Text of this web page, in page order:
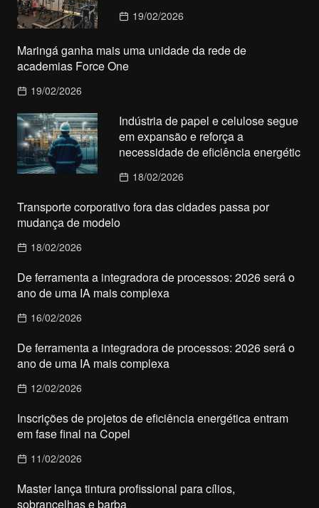
19/02/2026
Maringá ganha mais uma unidade da rede de
academias Force One
19/02/2026
Indústria de papel e celulose segue
em expansão e reforça a
necessidade de eficiência energétic
18/02/2026
Transporte corporativo fora das cidades passa por
mudança de modelo
18/02/2026
De ferramenta a integradora de processos: 2026 será o
ano de uma IA mais complexa
16/02/2026
De ferramenta a integradora de processos: 2026 será o
ano de uma IA mais complexa
12/02/2026
Inscrições de projetos de eficiência energética entram
em fase final na Copel
11/02/2026
Master lança tintura profissional para cílios,
sobrancelhas e barba